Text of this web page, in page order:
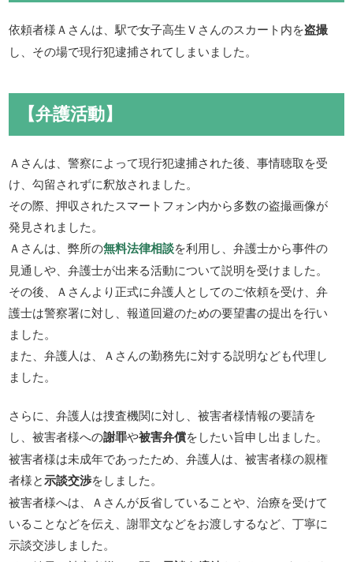
依頼者様Ａさんは、駅で女子高生Ｖさんのスカート内を盗撮
し、その場で現行犯逮捕されてしまいました。
【弁護活動】
Ａさんは、警察によって現行犯逮捕された後、事情聴取を受
け、勾留されずに釈放されました。
その際、押収されたスマートフォン内から多数の盗撮画像が
発見されました。
Ａさんは、弊所の無料法律相談を利用し、弁護士から事件の
見通しや、弁護士が出来る活動について説明を受けました。
その後、Ａさんより正式に弁護人としてのご依頼を受け、弁
護士は警察署に対し、報道回避のための要望書の提出を行い
ました。
また、弁護人は、Ａさんの勤務先に対する説明なども代理し
ました。
さらに、弁護人は捜査機関に対し、被害者様情報の要請を
し、被害者様への謝罪や被害弁償をしたい旨申し出ました。
被害者様は未成年であったため、弁護人は、被害者様の親権
者様と示談交渉をしました。
被害者様へは、Ａさんが反省していることや、治療を受けて
いることなどを伝え、謝罪文などをお渡しするなど、丁寧に
示談交渉しました。